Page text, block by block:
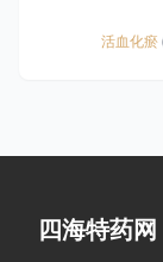
活血化瘀
四海特药网